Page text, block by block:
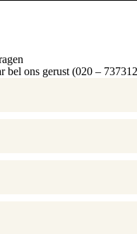
bel ons gerust (020 –